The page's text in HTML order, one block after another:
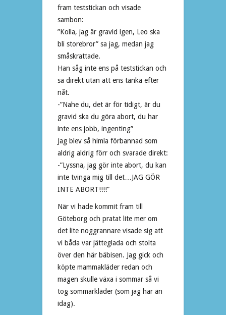
fram teststickan och visade
sambon:
”Kolla, jag är gravid igen, Leo ska
bli storebror” sa jag, medan jag
småskrattade.
Han såg inte ens på teststickan och
sa direkt utan att ens tänka efter
nåt.
-”Nahe du, det är för tidigt, är du
gravid ska du göra abort, du har
inte ens jobb, ingenting”
Jag blev så himla förbannad som
aldrig aldrig förr och svarade direkt:
-”Lyssna, jag gör inte abort, du kan
inte tvinga mig till det…JAG GÖR
INTE ABORT!!!!”
När vi hade kommit fram till
Göteborg och pratat lite mer om
det lite noggrannare visade sig att
vi båda var jätteglada och stolta
över den här bäbisen. Jag gick och
köpte mammakläder redan och
magen skulle växa i sommar så vi
tog sommarkläder (som jag har än
idag).